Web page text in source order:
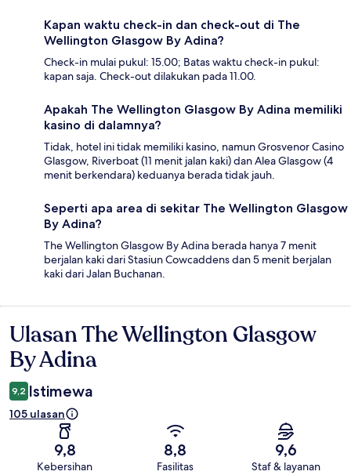
Kapan waktu check-in dan check-out di The
Wellington Glasgow By Adina?
Check-in mulai pukul: 15.00; Batas waktu check-in pukul:
kapan saja. Check-out dilakukan pada 11.00.
Apakah The Wellington Glasgow By Adina memiliki
kasino di dalamnya?
Tidak, hotel ini tidak memiliki kasino, namun Grosvenor Casino
Glasgow, Riverboat (11 menit jalan kaki) dan Alea Glasgow (4
menit berkendara) keduanya berada tidak jauh.
Seperti apa area di sekitar The Wellington Glasgow
By Adina?
The Wellington Glasgow By Adina berada hanya 7 menit
berjalan kaki dari Stasiun Cowcaddens dan 5 menit berjalan
kaki dari Jalan Buchanan.
Ulasan
Ulasan The Wellington Glasgow
By Adina
9,2 Istimewa
105 ulasan
9,8
Kebersihan
8,8
Fasilitas
9,6
Staf & layanan